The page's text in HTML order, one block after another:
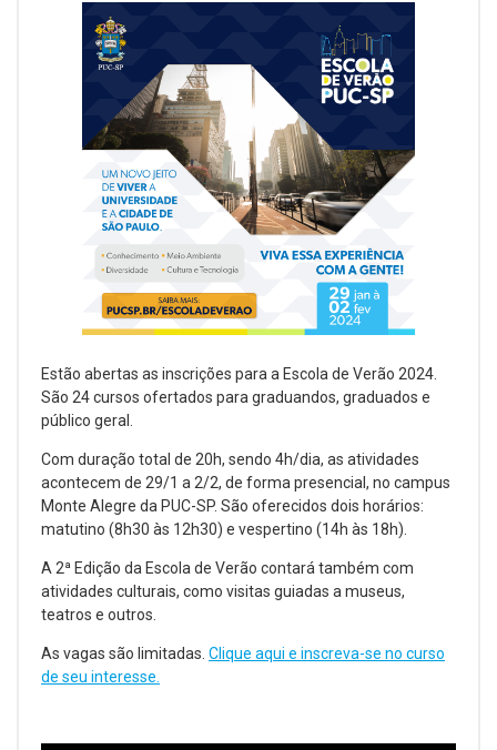
Estão abertas as inscrições para a Escola de Verão 2024.
São 24 cursos ofertados para graduandos, graduados e
público geral.
Com duração total de 20h, sendo 4h/dia, as atividades
acontecem de 29/1 a 2/2, de forma presencial, no campus
Monte Alegre da PUC-SP. São oferecidos dois horários:
matutino (8h30 às 12h30) e vespertino (14h às 18h).
A 2ª Edição da Escola de Verão contará também com
atividades culturais, como visitas guiadas a museus,
teatros e outros.
As vagas são limitadas. Clique aqui e inscreva-se no curso
de seu interesse.